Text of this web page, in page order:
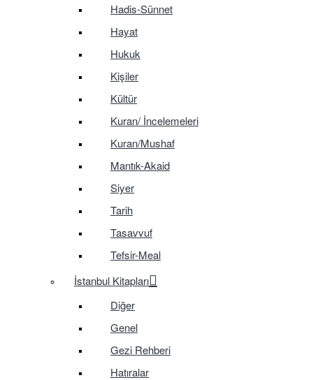
Hadis-Sünnet
Hayat
Hukuk
Kişiler
Kültür
Kuran/ İncelemeleri
Kuran/Mushaf
Mantık-Akaid
Siyer
Tarih
Tasavvuf
Tefsir-Meal
İstanbul Kitapları
Diğer
Genel
Gezi Rehberi
Hatıralar